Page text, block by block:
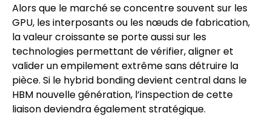
Alors que le marché se concentre souvent sur les
GPU, les interposants ou les nœuds de fabrication,
la valeur croissante se porte aussi sur les
technologies permettant de vérifier, aligner et
valider un empilement extrême sans détruire la
pièce. Si le hybrid bonding devient central dans le
HBM nouvelle génération, l’inspection de cette
liaison deviendra également stratégique.